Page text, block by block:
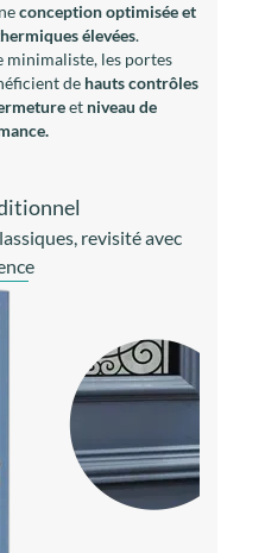
conception optimisée et
élevées.
les portes
de hauts contrôles
et niveau de
revisité avec